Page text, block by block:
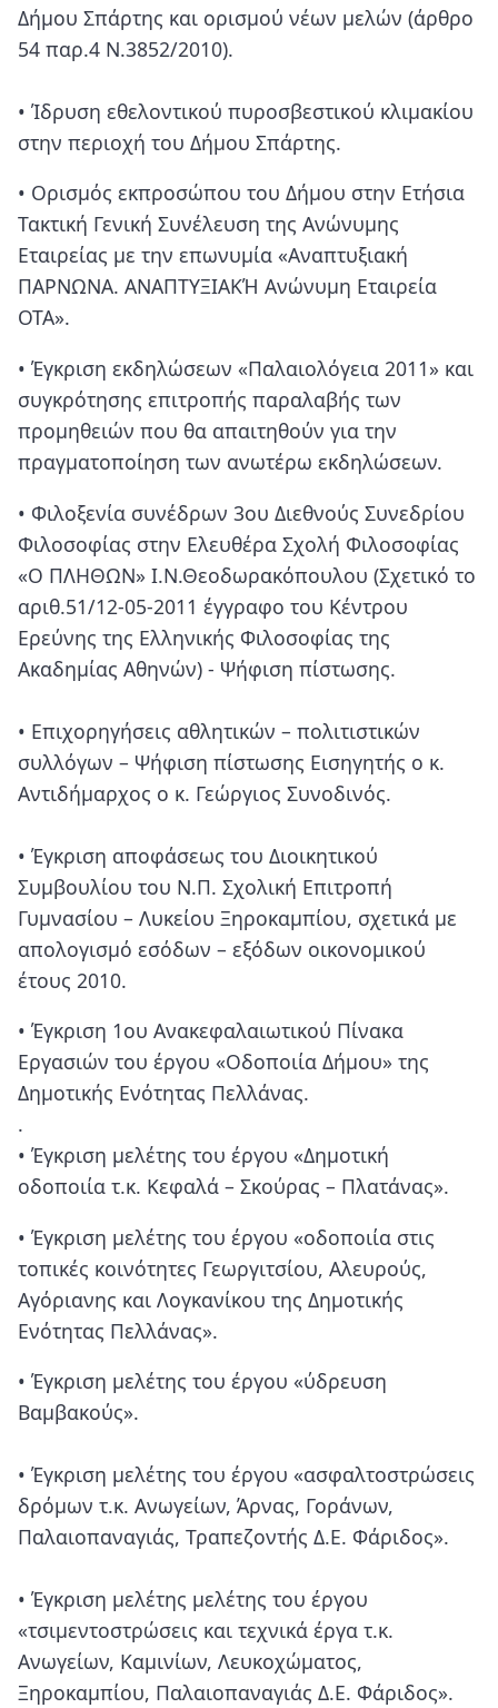
Δήμου Σπάρτης και ορισμού νέων μελών (άρθρο
54 παρ.4 Ν.3852/2010).
• Ίδρυση εθελοντικού πυροσβεστικού κλιμακίου
στην περιοχή του Δήμου Σπάρτης.
• Ορισμός εκπροσώπου του Δήμου στην Ετήσια
Τακτική Γενική Συνέλευση της Ανώνυμης
Εταιρείας με την επωνυμία «Αναπτυξιακή
ΠΑΡΝΩΝΑ. ΑΝΑΠΤΥΞΙΑΚΉ Ανώνυμη Εταιρεία
ΟΤΑ».
• Έγκριση εκδηλώσεων «Παλαιολόγεια 2011» και
συγκρότησης επιτροπής παραλαβής των
προμηθειών που θα απαιτηθούν για την
πραγματοποίηση των ανωτέρω εκδηλώσεων.
• Φιλοξενία συνέδρων 3ου Διεθνούς Συνεδρίου
Φιλοσοφίας στην Ελευθέρα Σχολή Φιλοσοφίας
«Ο ΠΛΗΘΩΝ» Ι.Ν.Θεοδωρακόπουλου (Σχετικό το
αριθ.51/12-05-2011 έγγραφο του Κέντρου
Ερεύνης της Ελληνικής Φιλοσοφίας της
Ακαδημίας Αθηνών) - Ψήφιση πίστωσης.
• Επιχορηγήσεις αθλητικών – πολιτιστικών
συλλόγων – Ψήφιση πίστωσης Εισηγητής ο κ.
Αντιδήμαρχος ο κ. Γεώργιος Συνοδινός.
• Έγκριση αποφάσεως του Διοικητικού
Συμβουλίου του Ν.Π. Σχολική Επιτροπή
Γυμνασίου – Λυκείου Ξηροκαμπίου, σχετικά με
απολογισμό εσόδων – εξόδων οικονομικού
έτους 2010.
• Έγκριση 1ου Ανακεφαλαιωτικού Πίνακα
Εργασιών του έργου «Οδοποιία Δήμου» της
Δημοτικής Ενότητας Πελλάνας.
.
• Έγκριση μελέτης του έργου «Δημοτική
οδοποιία τ.κ. Κεφαλά – Σκούρας – Πλατάνας».
• Έγκριση μελέτης του έργου «οδοποιία στις
τοπικές κοινότητες Γεωργιτσίου, Αλευρούς,
Αγόριανης και Λογκανίκου της Δημοτικής
Ενότητας Πελλάνας».
• Έγκριση μελέτης του έργου «ύδρευση
Βαμβακούς».
• Έγκριση μελέτης του έργου «ασφαλτοστρώσεις
δρόμων τ.κ. Ανωγείων, Άρνας, Γοράνων,
Παλαιοπαναγιάς, Τραπεζοντής Δ.Ε. Φάριδος».
• Έγκριση μελέτης μελέτης του έργου
«τσιμεντοστρώσεις και τεχνικά έργα τ.κ.
Ανωγείων, Καμινίων, Λευκοχώματος,
Ξηροκαμπίου, Παλαιοπαναγιάς Δ.Ε. Φάριδος».